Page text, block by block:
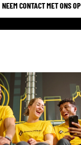
NEEM CONTACT MET ONS OP